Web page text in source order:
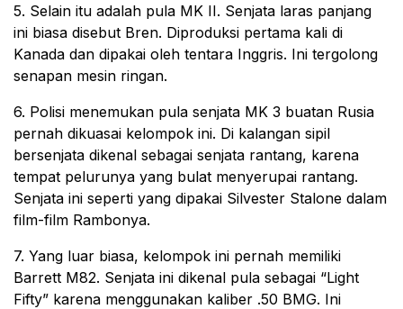
5. Selain itu adalah pula MK II. Senjata laras panjang
ini biasa disebut Bren. Diproduksi pertama kali di
Kanada dan dipakai oleh tentara Inggris. Ini tergolong
senapan mesin ringan.
6. Polisi menemukan pula senjata MK 3 buatan Rusia
pernah dikuasai kelompok ini. Di kalangan sipil
bersenjata dikenal sebagai senjata rantang, karena
tempat pelurunya yang bulat menyerupai rantang.
Senjata ini seperti yang dipakai Silvester Stalone dalam
film-film Rambonya.
7. Yang luar biasa, kelompok ini pernah memiliki
Barrett M82. Senjata ini dikenal pula sebagai “Light
Fifty” karena menggunakan kaliber .50 BMG. Ini